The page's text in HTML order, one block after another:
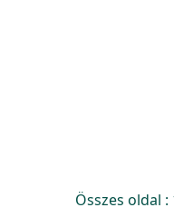
Összes oldal :